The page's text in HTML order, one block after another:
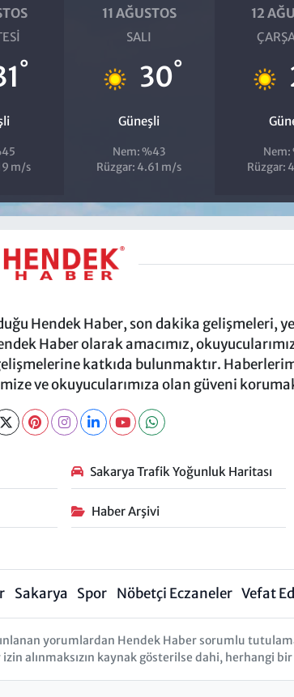
°
m/s
11 AĞUSTOS
SALI
30°
Güneşli
Nem: %43
Rüzgar: 4.61 m/s
12
Nem:
Rüzgar:
Hendek Haber, son dakika gelişmeleri,
Haber olarak amacımız,
katkıda bulunmaktır.
ve okuyucularımıza olan güveni
Sakarya Trafik Yoğunluk Haritası
Haber Arşivi
Sakarya Spor Nöbetçi Eczaneler Vefat
yorumlardan Hendek Haber sorumlu
alınmaksızın kaynak gösterilse dahi, herhangi